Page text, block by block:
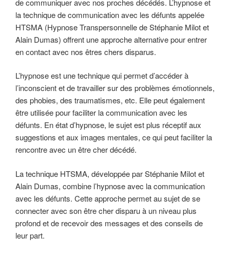
de communiquer avec nos proches décédés. L’hypnose et
la technique de communication avec les défunts appelée
HTSMA (Hypnose Transpersonnelle de Stéphanie Milot et
Alain Dumas) offrent une approche alternative pour entrer
en contact avec nos êtres chers disparus.
L’hypnose est une technique qui permet d’accéder à
l’inconscient et de travailler sur des problèmes émotionnels,
des phobies, des traumatismes, etc. Elle peut également
être utilisée pour faciliter la communication avec les
défunts. En état d’hypnose, le sujet est plus réceptif aux
suggestions et aux images mentales, ce qui peut faciliter la
rencontre avec un être cher décédé.
La technique HTSMA, développée par Stéphanie Milot et
Alain Dumas, combine l’hypnose avec la communication
avec les défunts. Cette approche permet au sujet de se
connecter avec son être cher disparu à un niveau plus
profond et de recevoir des messages et des conseils de
leur part.